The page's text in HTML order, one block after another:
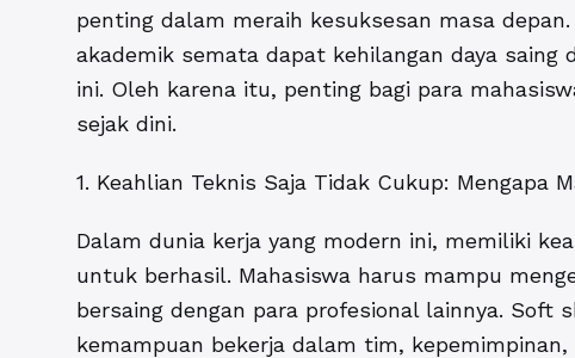
penting dalam meraih kesuksesan masa
akademik semata dapat kehilangan daya
ini. Oleh karena itu, penting bagi para
sejak dini.
1. Keahlian Teknis Saja Tidak Cukup: Mengapa
Dalam dunia kerja yang modern ini, memiliki
untuk berhasil. Mahasiswa harus mampu
bersaing dengan para profesional lainnya. Soft
kemampuan bekerja dalam tim,